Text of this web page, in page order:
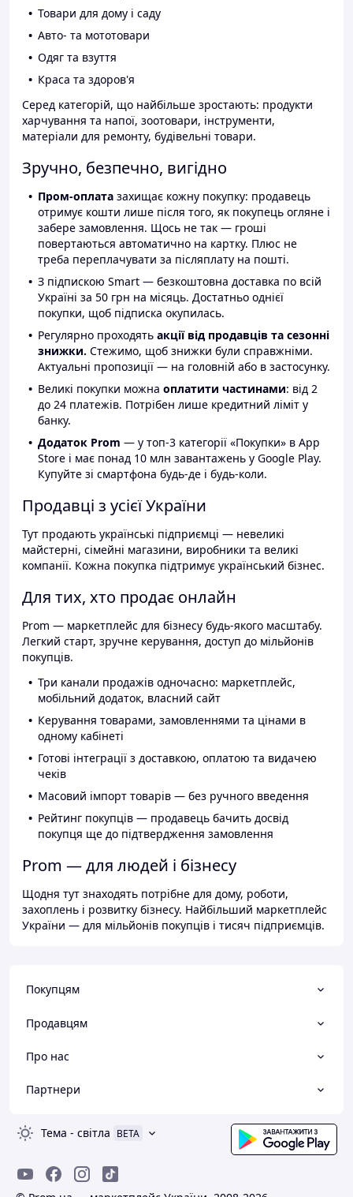
Товари для дому і саду
Авто- та мототовари
Одяг та взуття
Краса та здоров'я
Серед категорій, що найбільше зростають: продукти
харчування та напої, зоотовари, інструменти,
матеріали для ремонту, будівельні товари.
Зручно, безпечно, вигідно
Пром-оплата захищає кожну покупку: продавець
отримує кошти лише після того, як покупець огляне і
забере замовлення. Щось не так — гроші
повертаються автоматично на картку. Плюс не
треба переплачувати за післяплату на пошті.
З підпискою Smart — безкоштовна доставка по всій
Україні за 50 грн на місяць. Достатньо однієї
покупки, щоб підписка окупилась.
Регулярно проходять акції від продавців та сезонні
знижки. Стежимо, щоб знижки були справжніми.
Актуальні пропозиції — на головній або в застосунку.
Великі покупки можна оплатити частинами: від 2
до 24 платежів. Потрібен лише кредитний ліміт у
банку.
Додаток Prom — у топ-3 категорії «Покупки» в App
Store і має понад 10 млн завантажень у Google Play.
Купуйте зі смартфона будь-де і будь-коли.
Продавці з усієї України
Тут продають українські підприємці — невеликі
майстерні, сімейні магазини, виробники та великі
компанії. Кожна покупка підтримує український бізнес.
Для тих, хто продає онлайн
Prom — маркетплейс для бізнесу будь-якого масштабу.
Легкий старт, зручне керування, доступ до мільйонів
покупців.
Три канали продажів одночасно: маркетплейс,
мобільний додаток, власний сайт
Керування товарами, замовленнями та цінами в
одному кабінеті
Готові інтеграції з доставкою, оплатою та видачею
чеків
Масовий імпорт товарів — без ручного введення
Рейтинг покупців — продавець бачить досвід
покупця ще до підтвердження замовлення
Prom — для людей і бізнесу
Щодня тут знаходять потрібне для дому, роботи,
захоплень і розвитку бізнесу. Найбільший маркетплейс
України — для мільйонів покупців і тисяч підприємців.
Покупцям
Продавцям
Про нас
Партнери
Тема - світла BETA